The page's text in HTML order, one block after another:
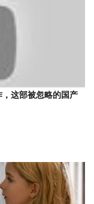
，这部被忽略的国产